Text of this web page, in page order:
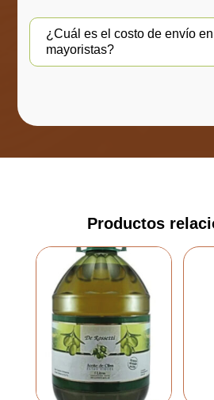
¿Cuál es el costo de envío
mayoristas?
Productos